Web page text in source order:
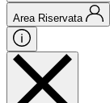
Area Riservata